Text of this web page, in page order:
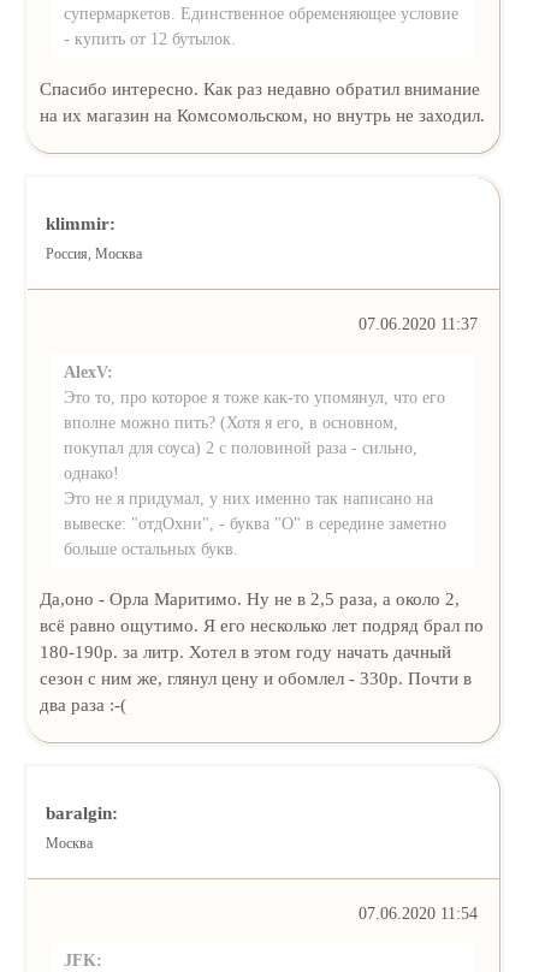
супермаркетов. Единственное обременяющее условие
- купить от 12 бутылок.
Спасибо интересно. Как раз недавно обратил внимание
на их магазин на Комсомольском, но внутрь не заходил.
klimmir:
Россия, Москва
07.06.2020 11:37
AlexV:
Это то, про которое я тоже как-то упомянул, что его
вполне можно пить? (Хотя я его, в основном,
покупал для соуса) 2 с половиной раза - сильно,
однако!
Это не я придумал, у них именно так написано на
вывеске: "отдОхни", - буква "О" в середине заметно
больше остальных букв.
Да,оно - Орла Маритимо. Ну не в 2,5 раза, а около 2,
всё равно ощутимо. Я его несколько лет подряд брал по
180-190р. за литр. Хотел в этом году начать дачный
сезон с ним же, глянул цену и обомлел - 330р. Почти в
два раза :-(
baralgin:
Москва
07.06.2020 11:54
JFK: